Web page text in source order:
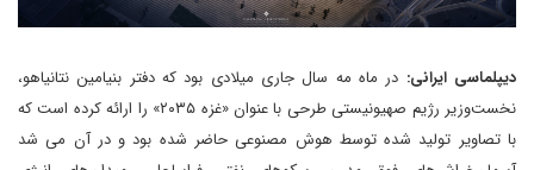
دیپلماسی ایرانی: در ماه مه سال جاری میلادی بود که دفتر بنیامین نتانیاهو،
نخست‌وزیر رژیم صهیونیستی طرحی با عنوان «غزه ۲۰۳۵» را ارائه کرده است که
با تصاویر تولید شده توسط هوش مصنوعی حاضر شده بود و در آن می شد